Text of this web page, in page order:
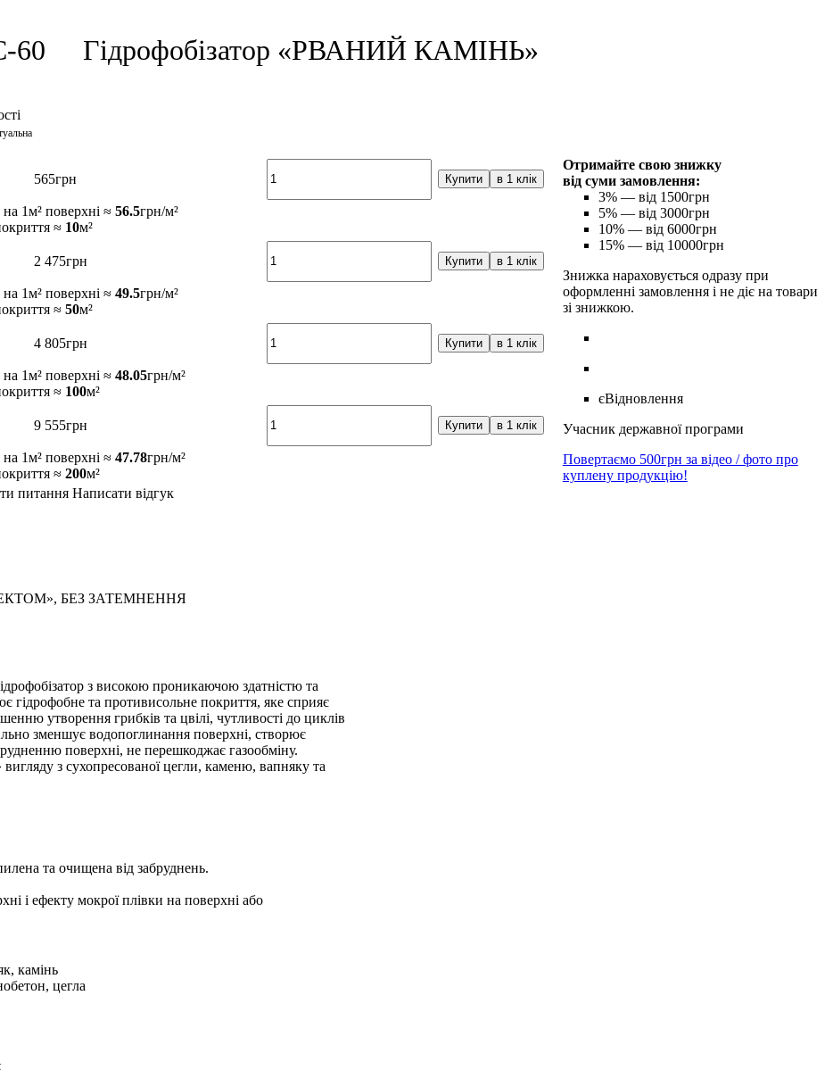
60 Гідрофобізатор «РВАНИЙ КАМІНЬ»
565грн Купити в 1 клік
на 1м² поверхні ≈ 56.5грн/м²
≈ 10м²
2 475грн Купити в 1 клік
на 1м² поверхні ≈ 49.5грн/м²
≈ 50м²
4 805грн Купити в 1 клік
на 1м² поверхні ≈ 48.05грн/м²
≈ 100м²
9 555грн Купити в 1 клік
на 1м² поверхні ≈ 47.78грн/м²
≈ 200м²
питання Написати відгук
Отримайте свою знижку
від суми замовлення:
3%— від 1500грн
5%— від 3000грн
10%— від 6000грн
15%— від 10000грн
Знижка нараховується одразу при
оформленні замовлення і не діє на товари
зі знижкою.
єВідновлення
Учасник державної програми
Повертаємо 500грн за відео / фото про
куплену продукцію!
БЕЗ ЗАТЕМНЕННЯ
з високою проникаючою здатністю та
гідрофобне та противисольне покриття, яке сприяє
утворення грибків та цвілі, чутливості до циклів
зменшує водопоглинання поверхні, створює
поверхні, не перешкоджає газообміну.
з сухопресованої цегли, каменю, вапняку та
та очищена від забруднень.
і ефекту мокрої плівки на поверхні або
камінь
цегла